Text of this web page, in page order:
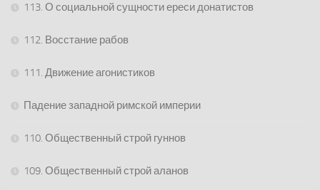
113. О социальной сущности ереси донатистов
112. Восстание рабов
111. Движение агонистиков
Падение западной римской империи
110. Общественный строй гуннов
109. Общественный строй аланов